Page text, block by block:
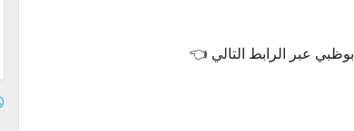
عبر الرابط التالي 👈